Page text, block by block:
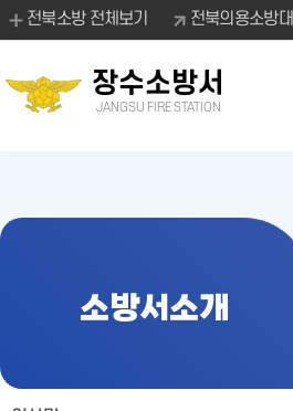
전북소방 전체보기 전북의용소방대
장수소방서
JANGSU FIRE STATION
소방서소개